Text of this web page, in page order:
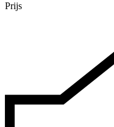
Prijs